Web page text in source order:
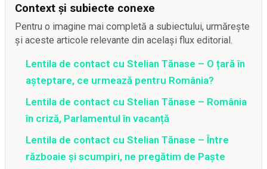
Context și subiecte conexe
Pentru o imagine mai completă a subiectului, urmărește
și aceste articole relevante din același flux editorial.
Lentila de contact cu Stelian Tănase – O țară în
așteptare, ce urmează pentru România?
Lentila de contact cu Stelian Tănase – România
în criză, Parlamentul în vacanță
Lentila de contact cu Stelian Tănase – Între
războaie și scumpiri, ne pregătim de Paște